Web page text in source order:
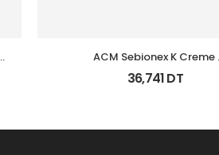
ACM Sebionex K Creme
Keratoregulatrice Vis 40Ml
36,741DT